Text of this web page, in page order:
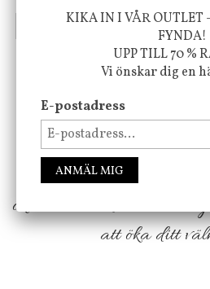
KÖP
välbefinnande för dig
inspiration från naturen
erbjuder vi omsorgsfullt
ökar trivsel i ditt hem och
att öka ditt
KIKA IN I VÅR OUTLET
FYNDA!
UPP TILL 70 %
Vi önskar dig en
E-postadress
ANMÄL MIG